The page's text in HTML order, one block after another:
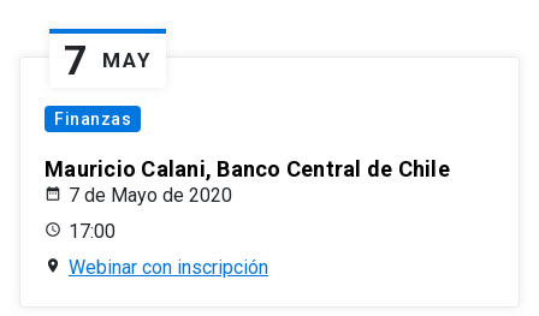
7 MAY
Finanzas
Mauricio Calani, Banco Central de Chile
7 de Mayo de 2020
17:00
Webinar con inscripción